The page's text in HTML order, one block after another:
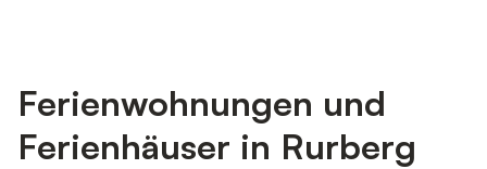
Ferienwohnungen und
Ferienhäuser in Rurberg